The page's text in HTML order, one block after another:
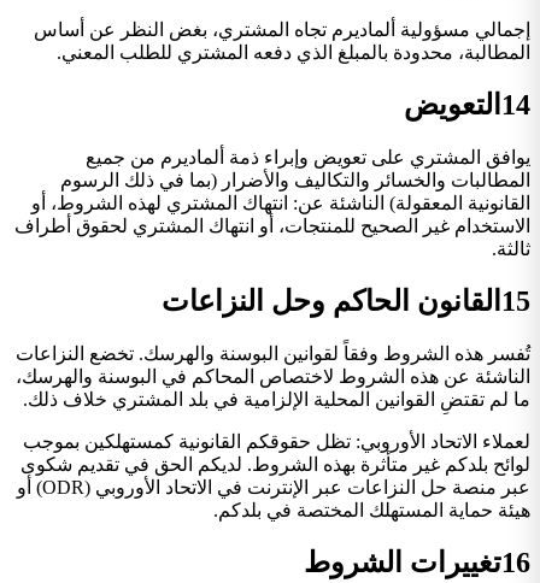
إجمالي مسؤولية ألماديرم تجاه المشتري، بغض النظر عن أساس
المطالبة، محدودة بالمبلغ الذي دفعه المشتري للطلب المعني.
14 التعويض
يوافق المشتري على تعويض وإبراء ذمة ألماديرم من جميع
المطالبات والخسائر والتكاليف والأضرار (بما في ذلك الرسوم
القانونية المعقولة) الناشئة عن: انتهاك المشتري لهذه الشروط، أو
الاستخدام غير الصحيح للمنتجات، أو انتهاك المشتري لحقوق أطراف
ثالثة.
15 القانون الحاكم وحل النزاعات
تُفسر هذه الشروط وفقاً لقوانين البوسنة والهرسك. تخضع النزاعات
الناشئة عن هذه الشروط لاختصاص المحاكم في البوسنة والهرسك،
ما لم تقتضِ القوانين المحلية الإلزامية في بلد المشتري خلاف ذلك.
لعملاء الاتحاد الأوروبي: تظل حقوقكم القانونية كمستهلكين بموجب
لوائح بلدكم غير متأثرة بهذه الشروط. لديكم الحق في تقديم شكوى
عبر منصة حل النزاعات عبر الإنترنت في الاتحاد الأوروبي (ODR) أو
هيئة حماية المستهلك المختصة في بلدكم.
16تغييرات الشروط